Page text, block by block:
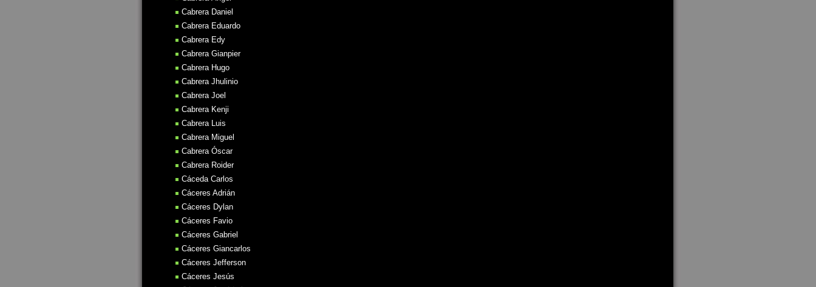
Cabrera Daniel
Cabrera Eduardo
Cabrera Edy
Cabrera Gianpier
Cabrera Hugo
Cabrera Jhulinio
Cabrera Joel
Cabrera Kenji
Cabrera Luis
Cabrera Miguel
Cabrera Óscar
Cabrera Roider
Cáceda Carlos
Cáceres Adrián
Cáceres Dylan
Cáceres Favio
Cáceres Gabriel
Cáceres Giancarlos
Cáceres Jefferson
Cáceres Jesús